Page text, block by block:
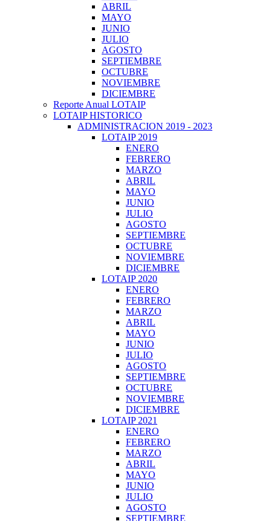
ABRIL
MAYO
JUNIO
JULIO
AGOSTO
SEPTIEMBRE
OCTUBRE
NOVIEMBRE
DICIEMBRE
Reporte Anual LOTAIP
LOTAIP HISTORICO
ADMINISTRACION 2019 - 2023
LOTAIP 2019
ENERO
FEBRERO
MARZO
ABRIL
MAYO
JUNIO
JULIO
AGOSTO
SEPTIEMBRE
OCTUBRE
NOVIEMBRE
DICIEMBRE
LOTAIP 2020
ENERO
FEBRERO
MARZO
ABRIL
MAYO
JUNIO
JULIO
AGOSTO
SEPTIEMBRE
OCTUBRE
NOVIEMBRE
DICIEMBRE
LOTAIP 2021
ENERO
FEBRERO
MARZO
ABRIL
MAYO
JUNIO
JULIO
AGOSTO
SEPTIEMBRE